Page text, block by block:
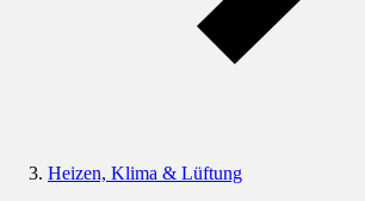
Heizen, Klima & Lüftung